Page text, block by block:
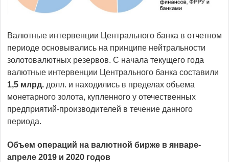
Валютные интервенции Центрального банка в отчетном
периоде основывались на принципе нейтральности
золотовалютных резервов. С начала текущего года
валютные интервенции Центрального банка составили
1,5 млрд. долл. и находились в пределах объема
монетарного золота, купленного у отечественных
предприятий-производителей в течение данного
периода.
Объем операций на валютной бирже в январе-
апреле 2019 и 2020 годов